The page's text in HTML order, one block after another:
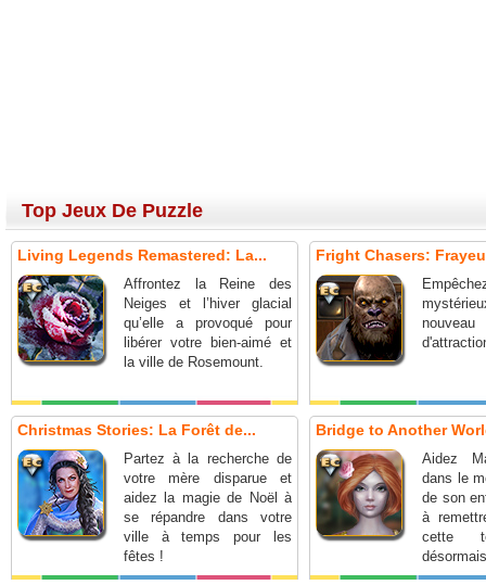
Top Jeux De Puzzle
Living Legends Remastered: La...
Affrontez la Reine des
Neiges et l’hiver glacial
qu’elle a provoqué pour
libérer votre bien-aimé et
la ville de Rosemount.
Fright Chasers:
Christmas Stories: La Forêt de...
Partez à la recherche de
votre mère disparue et
aidez la magie de Noël à
se répandre dans votre
ville à temps pour les
fêtes !
Bridge to Another
Aidez
dans le
de son
à
cette